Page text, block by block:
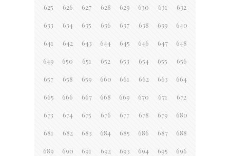
625 626 627 628 629 630 631 632
633 634 635 636 637 638 639 640
641 642 643 644 645 646 647 648
649 650 651 652 653 654 655 656
657 658 659 660 661 662 663 664
665 666 667 668 669 670 671 672
673 674 675 676 677 678 679 680
681 682 683 684 685 686 687 688
689 690 691 692 693 694 695 696